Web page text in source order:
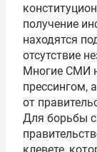
получение
находятся
отсутствие
Многие СМИ
прессингом,
от
Для борьбы